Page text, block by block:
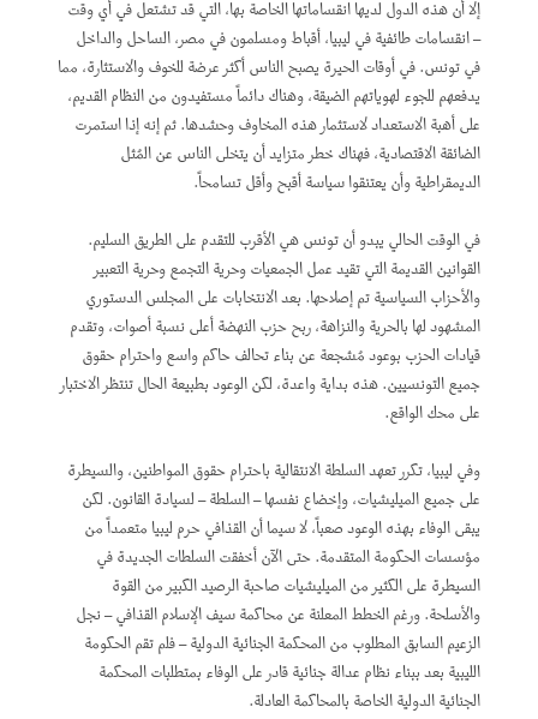
إلا أن هذه الدول لديها انقساماتها الخاصة بها، التي قد تشتعل في أي وقت
– انقسامات طائفية في ليبيا، أقباط ومسلمون في مصر، الساحل والداخل
في تونس. في أوقات الحيرة يصبح الناس أكثر عرضة للخوف والاستثارة، مما
يدفعهم للجوء لهوياتهم الضيقة، وهناك دائماً مستفيدون من النظام القديم،
على أهبة الاستعداد لاستثمار هذه المخاوف وحشدها. ثم إنه إذا استمرت
الضائقة الاقتصادية، فهناك خطر متزايد أن يتخلى الناس عن المُثل
الديمقراطية وأن يعتنقوا سياسة أقبح وأقل تسامحاً.
في الوقت الحالي يبدو أن تونس هي الأقرب للتقدم على الطريق السليم.
القوانين القديمة التي تقيد عمل الجمعيات وحرية التجمع وحرية التعبير
والأحزاب السياسية تم إصلاحها. بعد الانتخابات على المجلس الدستوري
المشهود لها بالحرية والنزاهة، ربح حزب النهضة أعلى نسبة أصوات، وتقدم
قيادات الحزب بوعود مُشجعة عن بناء تحالف حاكم واسع واحترام حقوق
جميع التونسيين. هذه بداية واعدة، لكن الوعود بطبيعة الحال تنتظر الاختبار
على محك الواقع.
وفي ليبيا، تكرر تعهد السلطة الانتقالية باحترام حقوق المواطنين، والسيطرة
على جميع الميليشيات، وإخضاع نفسها – السلطة – لسيادة القانون. لكن
يبقى الوفاء بهذه الوعود صعباً، لا سيما أن القذافي حرم ليبيا متعمداً من
مؤسسات الحكومة المتقدمة. حتى الآن أخفقت السلطات الجديدة في
السيطرة على الكثير من الميليشيات صاحبة الرصيد الكبير من القوة
والأسلحة. ورغم الخطط المعلنة عن محاكمة سيف الإسلام القذافي – نجل
الزعيم السابق المطلوب من المحكمة الجنائية الدولية – فلم تقم الحكومة
الليبية بعد ببناء نظام عدالة جنائية قادر على الوفاء بمتطلبات المحكمة
الجنائية الدولية الخاصة بالمحاكمة العادلة.